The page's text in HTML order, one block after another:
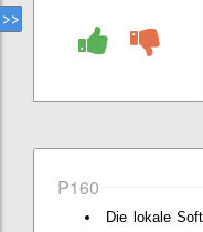
P160
Die lokale